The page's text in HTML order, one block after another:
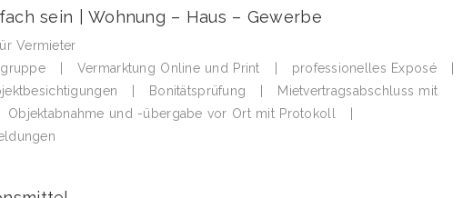
sein | Wohnung – Haus – Gewerbe
Vermieter
| Vermarktung Online und Print | professionelles Exposé |
| Bonitätsprüfung | Mietvertragsabschluss mit
und -übergabe vor Ort mit Protokoll |